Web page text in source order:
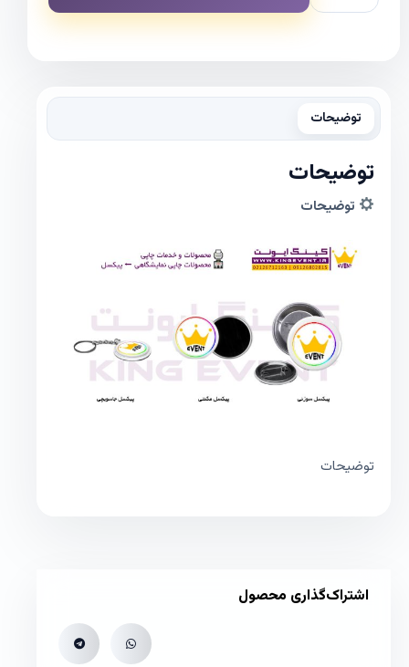
توضیحات
توضیحات
توضیحات
توضیحات
اشتراک‌گذاری محصول